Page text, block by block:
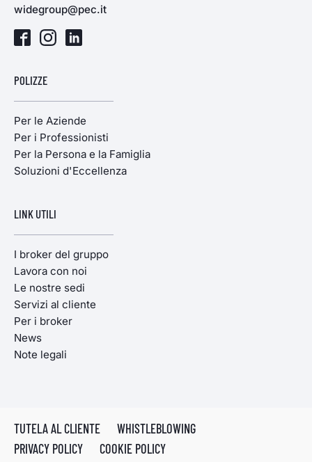
widegroup@pec.it
POLIZZE
Per le Aziende
Per i Professionisti
Per la Persona e la Famiglia
Soluzioni d'Eccellenza
LINK UTILI
I broker del gruppo
Lavora con noi
Le nostre sedi
Servizi al cliente
Per i broker
News
Note legali
TUTELA AL CLIENTE
WHISTLEBLOWING
PRIVACY POLICY
COOKIE POLICY